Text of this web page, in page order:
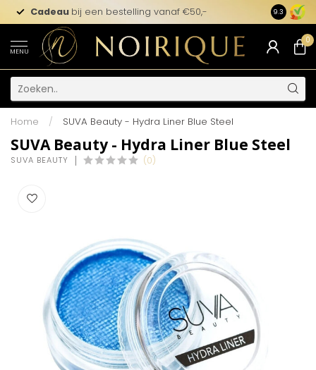
Cadeau bij een bestelling vanaf €50,- 9.3
MENU
0
Home / SUVA Beauty - Hydra Liner Blue Steel
SUVA Beauty - Hydra Liner Blue Steel
SUVA BEAUTY (0)